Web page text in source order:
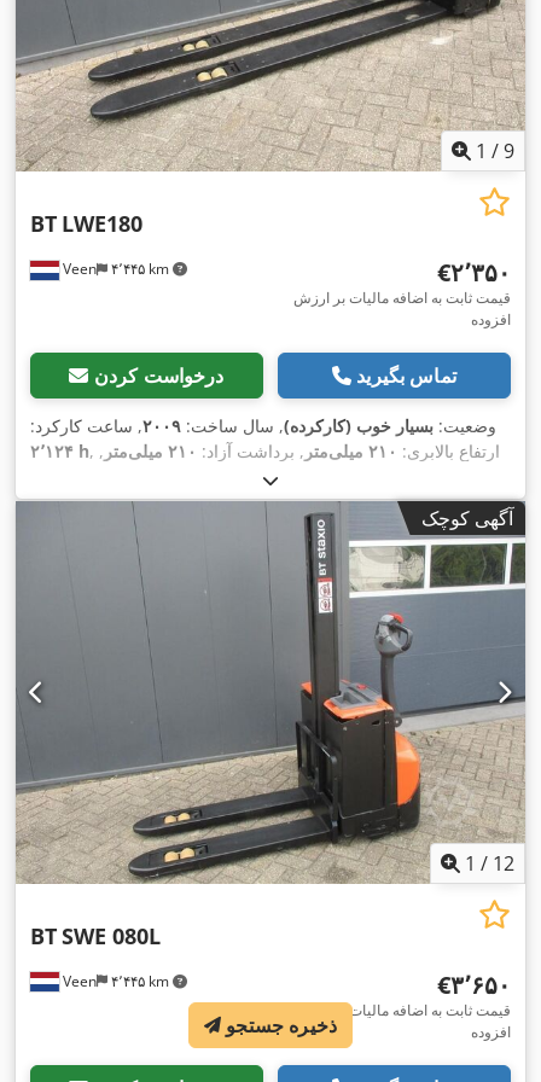
1 /9
Veen ۴٬۴۴۵ km
BT LWE180
‎€۲٬۳۵۰
قیمت ثابت به اضافه مالیات بر ارزش
افزوده
درخواست کردن تماس بگیرید
وضعیت: بسیار خوب (کارکرده), سال ساخت: ۲۰۰۹, ساعت کارکرد:
۲٬۱۲۴ h
, ارتفاع بالابری: ۲۱۰ میلی‌متر , برداشت آزاد: ۲۱۰ میلی‌متر
,
, طول شاخک‌ها:
۵۵۰ میلی‌متر
, ارتفاع کل:۱٬۳۰۰ میلی‌متر , رنگ:دیگر ,
آگهی کوچک
1 / 12
Veen ۴٬۴۴۵ km
BTSWE 080L
‎€۳٬۶۵۰
قیمت ثابت به اضافه مالیات بر ارزش
افزوده
ذخیره جستجو